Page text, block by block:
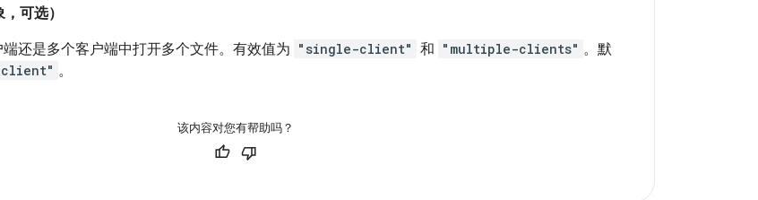
，可选）
还是多个客户端中打开多个文件。有效值为 "single-client" 和 "multiple-clients" 。默
。
该内容对您有帮助吗？